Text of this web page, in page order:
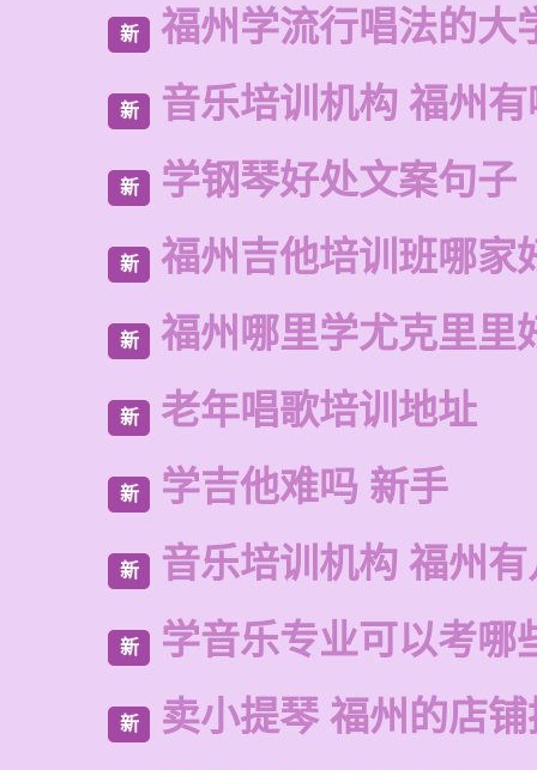
新 福州学流行唱法的大
新 音乐培训机构 福州
新 学钢琴好处文案句子
新 福州吉他培训班哪家
新 福州哪里学尤克里里
新 老年唱歌培训地址
新 学吉他难吗 新手
新 音乐培训机构 福州
新 学音乐专业可以考哪
新 卖小提琴 福州的店